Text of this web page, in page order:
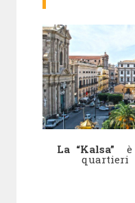
La “Kalsa”
quartieri